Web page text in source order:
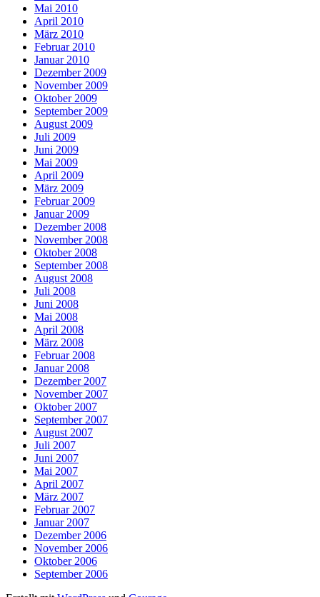
Mai 2010
April 2010
März 2010
Februar 2010
Januar 2010
Dezember 2009
November 2009
Oktober 2009
September 2009
August 2009
Juli 2009
Juni 2009
Mai 2009
April 2009
März 2009
Februar 2009
Januar 2009
Dezember 2008
November 2008
Oktober 2008
September 2008
August 2008
Juli 2008
Juni 2008
Mai 2008
April 2008
März 2008
Februar 2008
Januar 2008
Dezember 2007
November 2007
Oktober 2007
September 2007
August 2007
Juli 2007
Juni 2007
Mai 2007
April 2007
März 2007
Februar 2007
Januar 2007
Dezember 2006
November 2006
Oktober 2006
September 2006